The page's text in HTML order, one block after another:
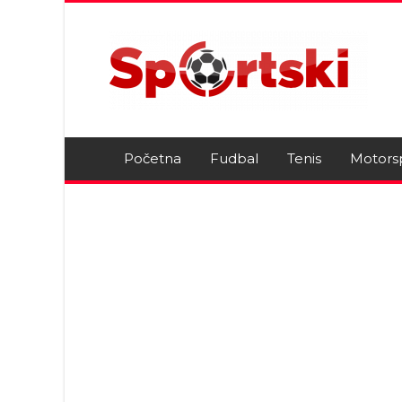
Početna Fudbal Tenis